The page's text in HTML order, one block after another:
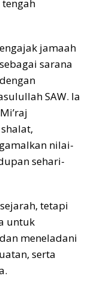
jamaah
sarana
SAW. Ia
nilai-
sehari-
tetapi
untuk
meneladani
serta